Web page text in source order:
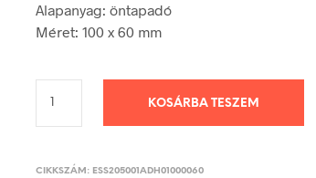
Alapanyag: öntapadó
Méret: 100 x 60 mm
KOSÁRBA TESZEM
CIKKSZÁM: ESS205001ADH01000060